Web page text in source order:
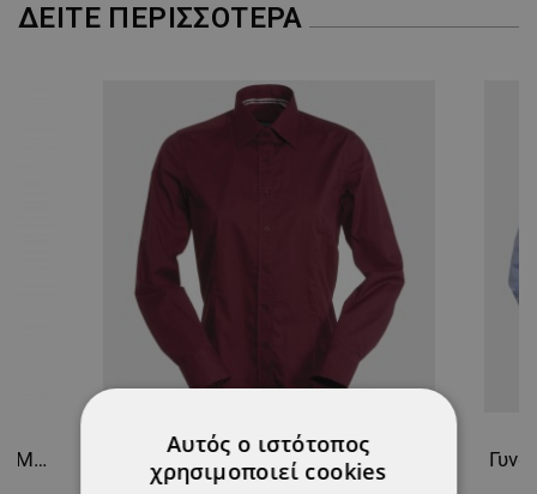
ΔΕΊΤΕ ΠΕΡΙΣΣΌΤΕΡΑ
Φόρμα εργασίας COLLINS SUMMER ROYAL BLUE
Αυτός ο ιστότοπος
χρησιμοποιεί cookies